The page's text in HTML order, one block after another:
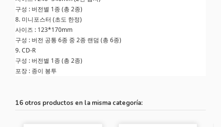
구성 : 버전별 1종 (총 2종)
8. 미니포스터 (초도 한정)
사이즈 : 123*170mm
구성 : 버전 공통 6종 중 2종 랜덤 (총 6종)
9. CD-R
구성 : 버전별 1종 (총 2종)
포장 : 종이 봉투
16 otros productos en la misma categoría: